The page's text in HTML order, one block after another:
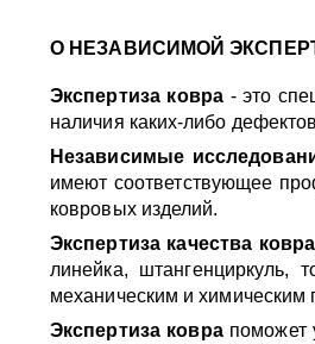
О НЕЗАВИСИМОЙ
Экспертиза ковра - это
наличия каких-либо
Независимые
имеют соответствующее
ковровых изделий.
Экспертиза качества
линейка,
механическим и химическим
Экспертиза ковра поможет